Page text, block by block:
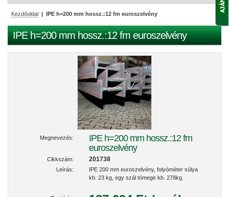
Kezdőoldal | IPE h=200 mm hossz.:12 fm euroszelvény
IPE h=200 mm hossz.:12 fm euroszelvény
Megnevezés:
IPE h=200 mm hossz.:12 fm
euroszelvény
Cikkszám: 201738
Leírás:
IPE 200 mm euroszelvény, folyóméter súlya
kb. 23 kg, egy szál tömege kb. 278kg.